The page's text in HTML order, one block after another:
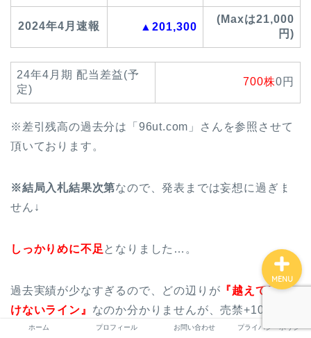
2024年4月速報 ▲201,300
(Maxは21,000
円)
24年4月期 配当差益(予
定)
700株0円
※差引残高の過去分は「96ut.com」さんを参照させて
頂いております。
※結局入札結果次第なので、発表までは妄想に過ぎま
せん↓
しっかりめに不足となりました…。
過去実績が少なすぎるので、どの辺りが 『越えてはい
けないライン』 なのか分かりませんが、売禁+10倍発動
されたことを考えると油断禁物です…。
ホーム プロフィール お問い合わせ プライバシーポリシー
MENU
ホーム
プロフィール